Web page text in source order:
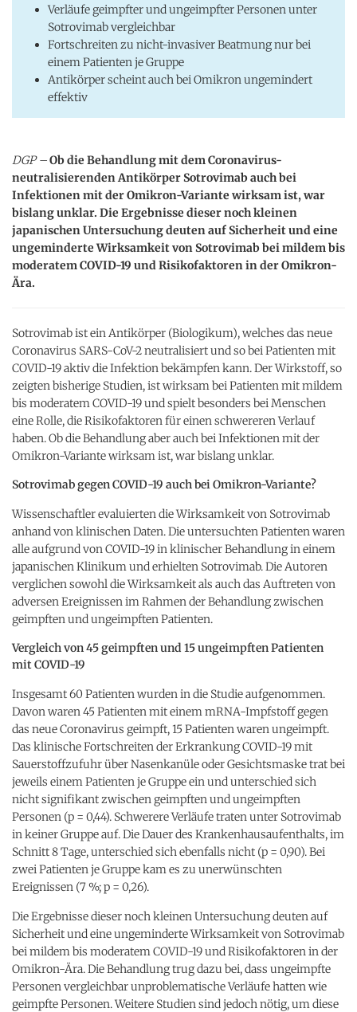
Verläufe geimpfter und ungeimpfter Personen unter
Sotrovimab vergleichbar
Fortschreiten zu nicht-invasiver Beatmung nur bei
einem Patienten je Gruppe
Antikörper scheint auch bei Omikron ungemindert
effektiv
DGP –Ob die Behandlung mit dem Coronavirus-
neutralisierenden Antikörper Sotrovimab auch bei
Infektionen mit der Omikron-Variante wirksam ist, war
bislang unklar. Die Ergebnisse dieser noch kleinen
japanischen Untersuchung deuten auf Sicherheit und eine
ungeminderte Wirksamkeit von Sotrovimab bei mildem bis
moderatem COVID-19 und Risikofaktoren in der Omikron-
Ära.
Sotrovimab ist ein Antikörper (Biologikum), welches das neue
Coronavirus SARS-CoV-2 neutralisiert und so bei Patienten mit
COVID-19 aktiv die Infektion bekämpfen kann. Der Wirkstoff, so
zeigten bisherige Studien, ist wirksam bei Patienten mit mildem
bis moderatem COVID-19 und spielt besonders bei Menschen
eine Rolle, die Risikofaktoren für einen schwereren Verlauf
haben. Ob die Behandlung aber auch bei Infektionen mit der
Omikron-Variante wirksam ist, war bislang unklar.
Sotrovimab gegen COVID-19 auch bei Omikron-Variante?
Wissenschaftler evaluierten die Wirksamkeit von Sotrovimab
anhand von klinischen Daten. Die untersuchten Patienten waren
alle aufgrund von COVID-19 in klinischer Behandlung in einem
japanischen Klinikum und erhielten Sotrovimab. Die Autoren
verglichen sowohl die Wirksamkeit als auch das Auftreten von
adversen Ereignissen im Rahmen der Behandlung zwischen
geimpften und ungeimpften Patienten.
Vergleich von 45 geimpften und 15 ungeimpften Patienten
mit COVID-19
Insgesamt 60 Patienten wurden in die Studie aufgenommen.
Davon waren 45 Patienten mit einem mRNA-Impfstoff gegen
das neue Coronavirus geimpft, 15 Patienten waren ungeimpft.
Das klinische Fortschreiten der Erkrankung COVID-19 mit
Sauerstoffzufuhr über Nasenkanüle oder Gesichtsmaske trat bei
jeweils einem Patienten je Gruppe ein und unterschied sich
nicht signifikant zwischen geimpften und ungeimpften
Personen (p = 0,44). Schwerere Verläufe traten unter Sotrovimab
in keiner Gruppe auf. Die Dauer des Krankenhausaufenthalts, im
Schnitt 8 Tage, unterschied sich ebenfalls nicht (p = 0,90). Bei
zwei Patienten je Gruppe kam es zu unerwünschten
Ereignissen (7 %; p = 0,26).
Die Ergebnisse dieser noch kleinen Untersuchung deuten auf
Sicherheit und eine ungeminderte Wirksamkeit von Sotrovimab
bei mildem bis moderatem COVID-19 und Risikofaktoren in der
Omikron-Ära. Die Behandlung trug dazu bei, dass ungeimpfte
Personen vergleichbar unproblematische Verläufe hatten wie
geimpfte Personen. Weitere Studien sind jedoch nötig, um diese